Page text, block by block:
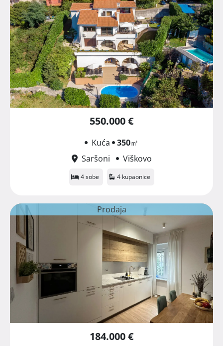
550.000 €
Kuća 350㎡
Saršoni
Viškovo
4 sobe 4 kupaonice
Prodaja
184.000 €